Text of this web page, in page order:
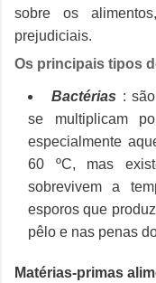
sobre os
prejudiciais.
Os principais tipos
Bactérias :
se multiplicam
especialmente
60 ºC, mas
sobrevivem a
esporos que
pêlo e nas penas
Matérias-primas